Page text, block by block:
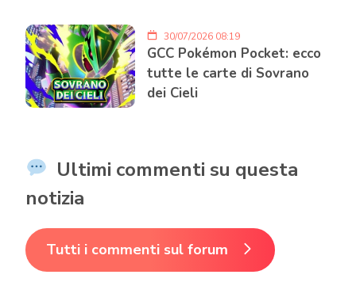
30/07/2026 08:19
GCC Pokémon Pocket: ecco
tutte le carte di Sovrano
dei Cieli
Ultimi commenti su questa
notizia
Tutti i commenti sul forum